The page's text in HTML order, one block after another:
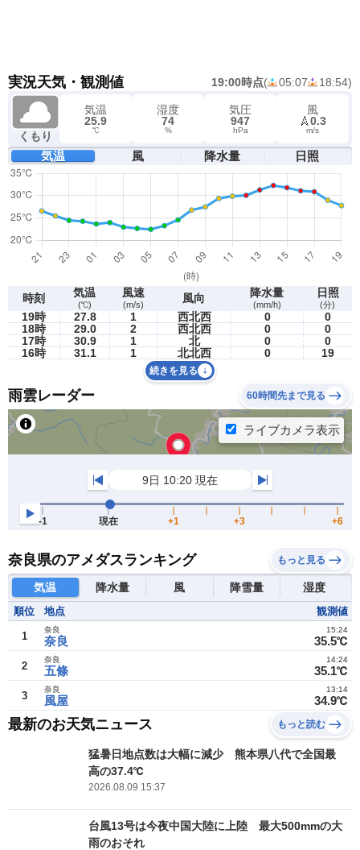
実況天気・観測値 19:00時点( 05:07 18:54)
くもり
気温
25.9
℃
湿度
74
%
気圧
947
hPa
風
0.3
m/s
気温 風 降水量 日照
時刻 気温
(℃)
風速
(m/s) 風向 降水量
(mm/h)
日照
(分)
19時 27.8 1 西北西 0
0
18時
29.0 2 西北西 0
0
17時
30.9 1 北 0
0
16時
31.1 1 北北西 0 19
続きを見る
雨雲レーダー 60時間先まで見る
奈良県のアメダスランキング もっと見る
気温 降水量 風 降雪量 湿度
順位 地点 観測値
1 奈良
奈良
35.5℃
15:24
2 五條
奈良
35.1℃
14:24
3 風屋
奈良
34.9℃
13:14
最新のお天気ニュース もっと読む
猛暑日地点数は大幅に減少 熊本県八代で全国最
高の37.4℃
2026.08.09 15:37
台風13号は今夜中国大陸に上陸 最大500mmの大
雨のおそれ